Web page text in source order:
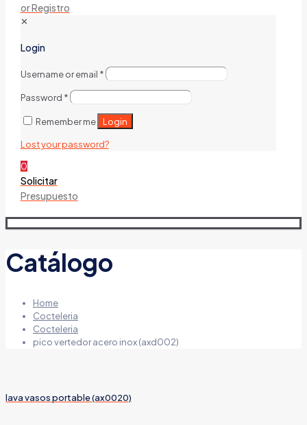
or Registro
✕
Login
Username or email *
Password *
Remember me Login
Lost your password?
0
Solicitar
Presupuesto
Catálogo
Home
Cocteleria
Cocteleria
pico vertedor acero inox (axd002)
lava vasos portable (ax0020)